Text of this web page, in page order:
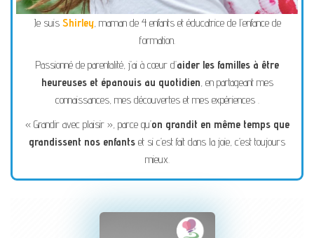
Je suis Shirley, maman de 4 enfants et éducatrice de l’enfance de
formation.
Passionné de parentalité, j’ai à cœur d’aider les familles à être
heureuses et épanouis au quotidien, en partageant mes
connaissances, mes découvertes et mes expériences .
« Grandir avec plaisir », parce qu’on grandit en même temps que
grandissent nos enfants et si c’est fait dans la joie, c’est toujours
mieux.